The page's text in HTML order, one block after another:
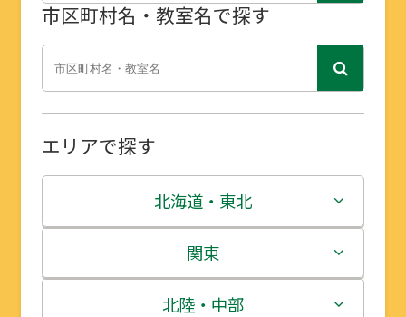
市区町村名・教室名で探す
エリアで探す
北海道・東北
北海道
青森県
関東
茨城県
北陸・中部